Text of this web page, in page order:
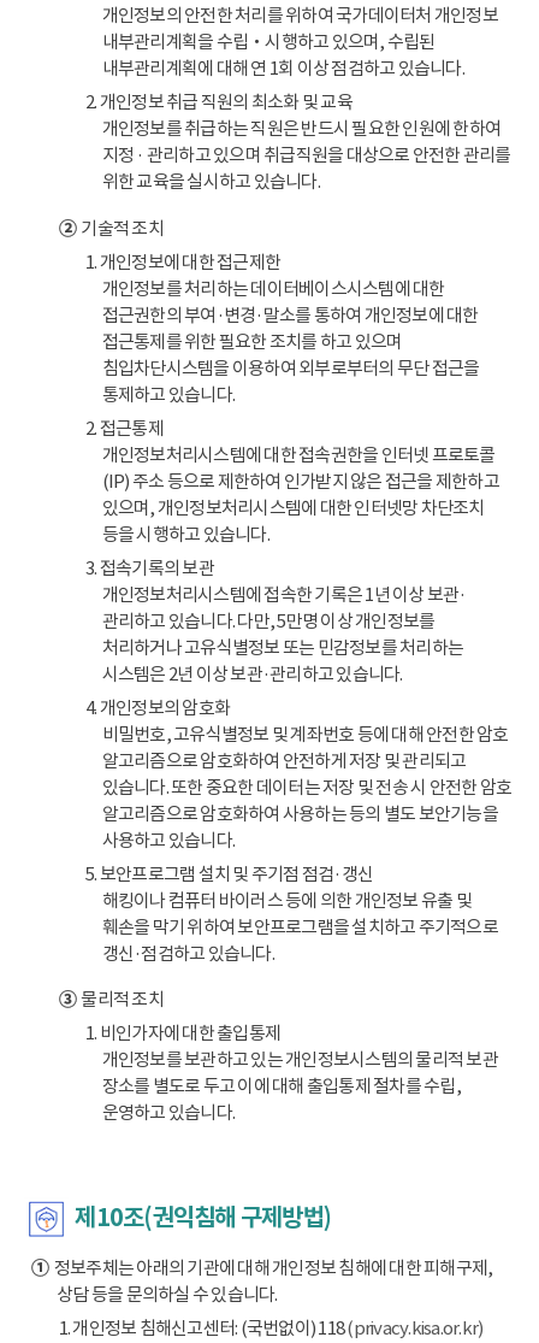
개인정보의 안전한 처리를 위하여 국가데이터처 개인정보
내부관리계획을 수립‧시행하고 있으며, 수립된
내부관리계획에 대해 연 1회 이상 점검하고 있습니다.
2. 개인정보 취급 직원의 최소화 및 교육
개인정보를 취급하는 직원은 반드시 필요한 인원에 한하여
지정 · 관리하고 있으며 취급직원을 대상으로 안전한 관리를
위한 교육을 실시하고 있습니다.
②기술적 조치
1. 개인정보에 대한 접근제한
개인정보를 처리하는 데이터베이스시스템에 대한
접근권한의 부여·변경·말소를 통하여 개인정보에 대한
접근통제를 위한 필요한 조치를 하고 있으며
침입차단시스템을 이용하여 외부로부터의 무단 접근을
통제하고 있습니다.
2. 접근통제
개인정보처리시스템에 대한 접속권한을 인터넷 프로토콜
(IP) 주소 등으로 제한하여 인가받지 않은 접근을 제한하고
있으며, 개인정보처리시스템에 대한 인터넷망 차단조치
등을 시행하고 있습니다.
3. 접속기록의 보관
개인정보처리시스템에 접속한 기록은 1년 이상 보관·
관리하고 있습니다. 다만, 5만명 이상 개인정보를
처리하거나 고유식별정보 또는 민감정보를 처리하는
시스템은 2년 이상 보관·관리하고 있습니다.
4. 개인정보의 암호화
비밀번호, 고유식별정보 및 계좌번호 등에 대해 안전한 암호
알고리즘으로 암호화하여 안전하게 저장 및 관리되고
있습니다. 또한 중요한 데이터는 저장 및 전송 시 안전한 암호
알고리즘으로 암호화하여 사용하는 등의 별도 보안기능을
사용하고 있습니다.
5. 보안프로그램 설치 및 주기점 점검·갱신
해킹이나 컴퓨터 바이러스 등에 의한 개인정보 유출 및
훼손을 막기 위하여 보안프로그램을 설치하고 주기적으로
갱신·점검하고 있습니다.
③물리적 조치
1. 비인가자에 대한 출입통제
개인정보를 보관하고 있는 개인정보시스템의 물리적 보관
장소를 별도로 두고 이에 대해 출입통제 절차를 수립,
운영하고 있습니다.
제10조(권익침해 구제방법)
①정보주체는 아래의 기관에 대해 개인정보 침해에 대한 피해구제,
상담 등을 문의하실 수 있습니다.
1. 개인정보 침해신고센터: (국번없이) 118(privacy.kisa.or.kr)